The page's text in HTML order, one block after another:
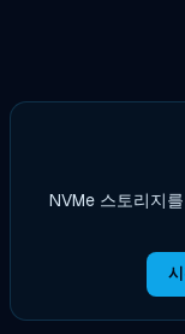
NVMe 스토리지